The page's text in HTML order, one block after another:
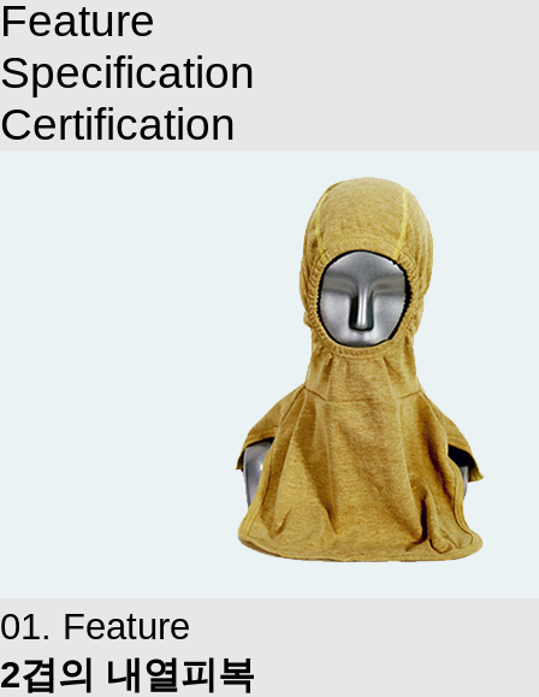
Feature
Specification
Certification
01. Feature
2겹의 내열피복